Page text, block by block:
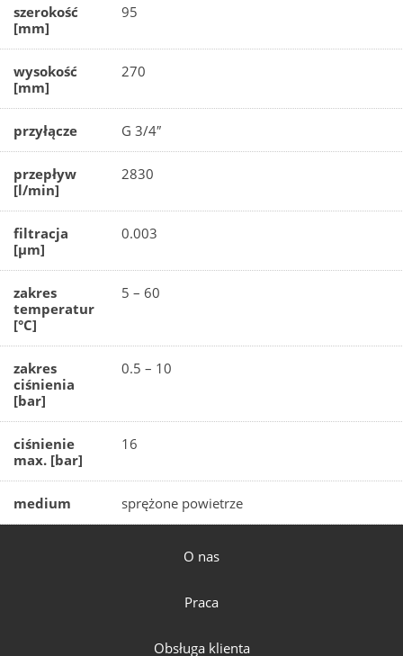
szerokość
[mm]
95
wysokość
[mm]
270
przyłącze G 3/4″
przepływ
[l/min]
2830
filtracja
[µm]
0.003
zakres
temperatur
[°C]
5 – 60
zakres
ciśnienia
[bar]
0.5 – 10
ciśnienie
max. [bar]
16
medium sprężone powietrze
O nas
Praca
Obsługa klienta